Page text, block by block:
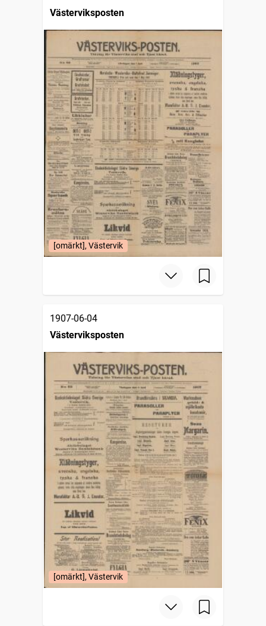
Västerviksposten
[omärkt], Västervik
1907-06-04
Västerviksposten
[omärkt], Västervik